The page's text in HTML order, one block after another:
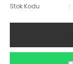
Stok Kodu